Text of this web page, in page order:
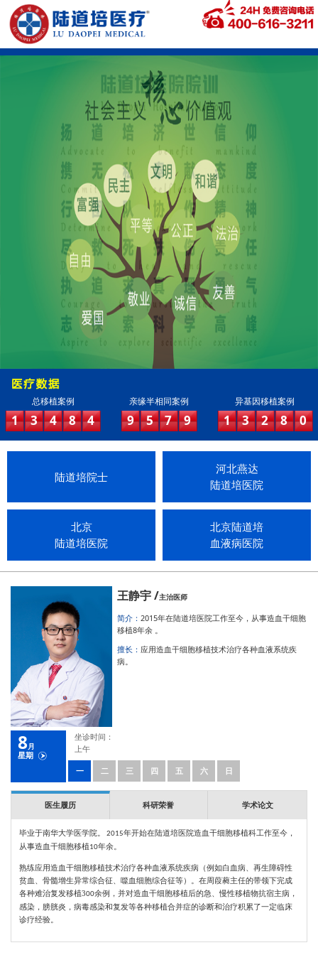
总移植案例
1 3 4 8 4
亲缘半相同案例
9 5 7 9
异基因移植案例
1 3 2 8 0
陆道培院士
河北燕达
陆道培医院
北京
陆道培医院
北京陆道培
血液病医院
王静宇 /主治医师
简介：2015年在陆道培医院工作至今，从事造血干细胞
移植8年余 。
擅长：应用造血干细胞移植技术治疗各种血液系统疾
病。
8月
星期
一
二 三 四 五 六 日
坐诊时间：
上午
医生履历 科研荣誉 学术论文
毕业于南华大学医学院。 2015年开始在陆道培医院造血干细胞移植科工作至今，
从事造血干细胞移植10年余。
熟练应用造血干细胞移植技术治疗各种血液系统疾病（例如白血病、再生障碍性
贫血、骨髓增生异常综合征、噬血细胞综合征等）。在周葭蕤主任的带领下完成
各种难治复发移植300余例，并对造血干细胞移植后的急、慢性移植物抗宿主病，
感染，膀胱炎，病毒感染和复发等各种移植合并症的诊断和治疗积累了一定临床
诊疗经验。